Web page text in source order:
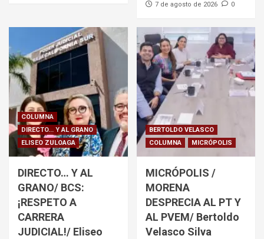
7 de agosto de 2026
0
COLUMNA
DIRECTO... Y AL GRANO
ELISEO ZULOAGA
DIRECTO… Y AL
GRANO/ BCS:
¡RESPETO A
CARRERA
JUDICIAL!/ Eliseo
BERTOLDO VELASCO
COLUMNA
MICRÓPOLIS
MICRÓPOLIS /
MORENA
DESPRECIA AL PT Y
AL PVEM/ Bertoldo
Velasco Silva